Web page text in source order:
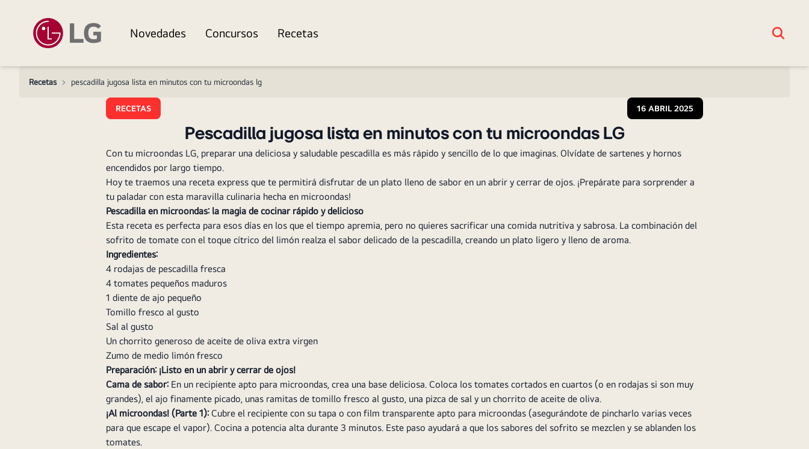
Novedades Concursos Recetas
Recetas > pescadilla jugosa lista en minutos con tu microondas lg
RECETAS 16 ABRIL 2025
Pescadilla jugosa lista en minutos con tu microondas LG
Con tu microondas LG, preparar una deliciosa y saludable pescadilla es más rápido y sencillo de lo que imaginas. Olvídate de sartenes y hornos
encendidos por largo tiempo.
Hoy te traemos una receta express que te permitirá disfrutar de un plato lleno de sabor en un abrir y cerrar de ojos. ¡Prepárate para sorprender a
tu paladar con esta maravilla culinaria hecha en microondas!
Pescadilla en microondas: la magia de cocinar rápido y delicioso
Esta receta es perfecta para esos días en los que el tiempo apremia, pero no quieres sacrificar una comida nutritiva y sabrosa. La combinación del
sofrito de tomate con el toque cítrico del limón realza el sabor delicado de la pescadilla, creando un plato ligero y lleno de aroma.
Ingredientes:
4 rodajas de pescadilla fresca
4 tomates pequeños maduros
1 diente de ajo pequeño
Tomillo fresco al gusto
Sal al gusto
Un chorrito generoso de aceite de oliva extra virgen
Zumo de medio limón fresco
Preparación: ¡Listo en un abrir y cerrar de ojos!
Cama de sabor: En un recipiente apto para microondas, crea una base deliciosa. Coloca los tomates cortados en cuartos (o en rodajas si son muy
grandes), el ajo finamente picado, unas ramitas de tomillo fresco al gusto, una pizca de sal y un chorrito de aceite de oliva.
¡Al microondas! (Parte 1): Cubre el recipiente con su tapa o con film transparente apto para microondas (asegurándote de pincharlo varias veces
para que escape el vapor). Cocina a potencia alta durante 3 minutos. Este paso ayudará a que los sabores del sofrito se mezclen y se ablanden los
tomates.